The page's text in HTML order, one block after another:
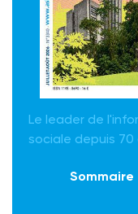
Le leader de
sociale depuis 70
Sommaire